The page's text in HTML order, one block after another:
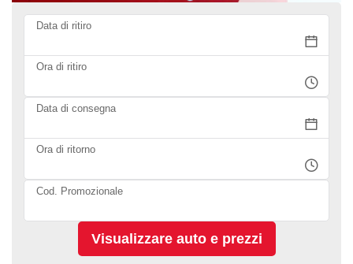
Data di ritiro
Ora di ritiro
Data di consegna
Ora di ritorno
Cod. Promozionale